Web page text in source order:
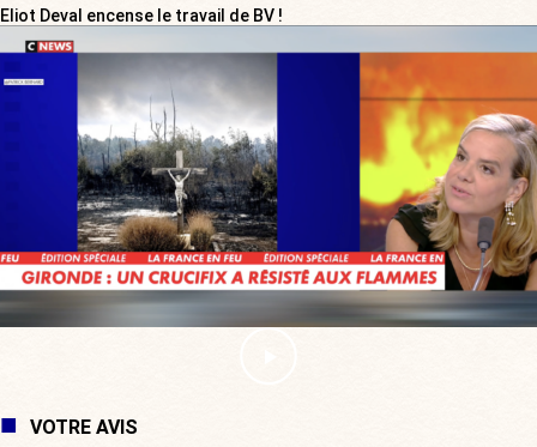
Eliot Deval encense le travail de BV !
VOTRE AVIS